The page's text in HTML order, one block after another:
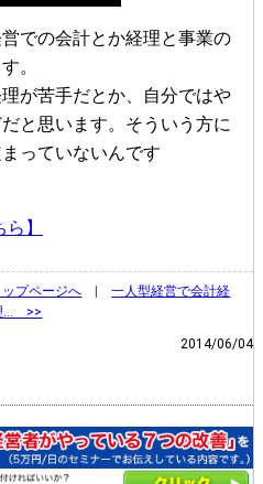
での会計とか経理と事業の
。
が苦手だとか、自分ではや
と思います。そういう方に
っていないんです
】
ップページへ |一人型経営で会計経
… >>
2014/06/04